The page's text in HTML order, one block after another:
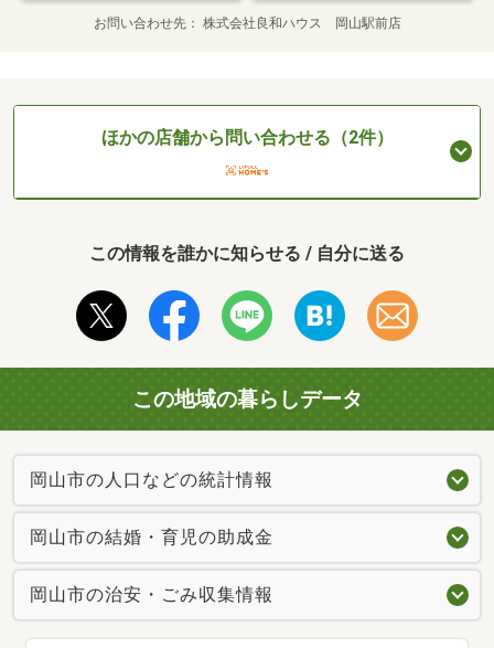
お問い合わせ先 株式会社良和ハウス 岡山駅前店
ほかの店舗から問い合わせる（2件）
この情報を誰かに知らせる / 自分に送る
この地域の暮らしデータ
岡山市の人口などの統計情報
岡山市の結婚・育児の助成金
岡山市の治安・ごみ収集情報